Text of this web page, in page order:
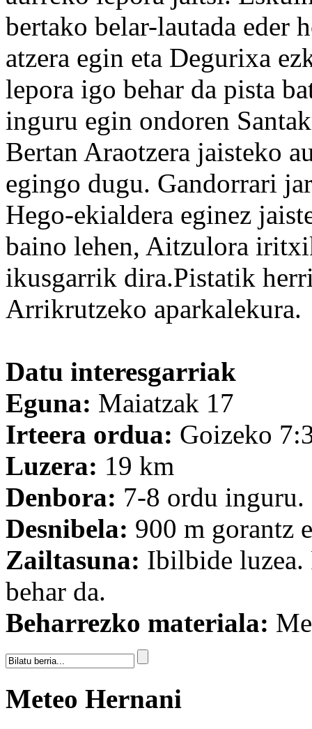
bertako belar-lautada eder
atzera egin eta Degurixa
lepora igo behar da pista
inguru egin ondoren
Bertan Araotzera jaisteko
egingo dugu. Gandorrari
Hego-ekialdera eginez
baino lehen, Aitzulora
ikusgarrik dira.Pistatik
Arrikrutzeko aparkalekura.
Datu interesgarriak
Eguna: Maiatzak 17
Irteera ordua: Goizeko
Luzera: 19 km
Denbora: 7-8 ordu inguru.
Desnibela: 900 m gorantz
Zailtasuna: Ibilbide luzea.
behar da.
Beharrezko materiala:
Meteo Hernani